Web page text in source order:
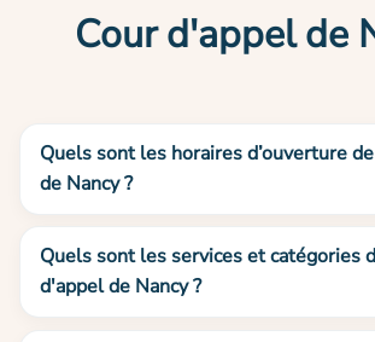
Cour d'appel de
Quels sont les horaires d’ouverture
de Nancy ?
Quels sont les services et catégories
d'appel de Nancy ?